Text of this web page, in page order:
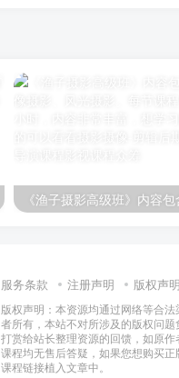
服务条款 注册声明 版权声明
版权声明：本资源均通过网络等合
者所有，本站不对所涉及的版权问
打赏给站长整理资源的回馈，如原
课程均无售后答疑，如果您想购买
课程链接植入文章中。